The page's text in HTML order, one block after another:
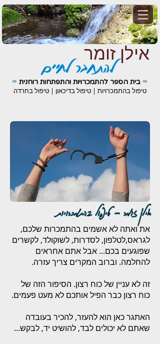
אילן זומר
להתחבר לחיים
∞ בית הספר להתמכרויות והתפתחות רוחנית ∞
טיפול בהתמכרויות | טיפול בדיכאון | טיפול בחרדה
אילן זומר - טיפול בהתמכרויות
את ואתה לא אשמים בהתמכרות שלכם,
לגראס,לטלפון, לסדרות, לשוקולד, לקשרים
שפוגעים בכם... אבל אתם אחראים
להחלמה. וברוב המקרים צריך עזרה.
זה לא עניין של כוח רצון. הסיפור הזה של
כוח רצון כבר הפיל אותכם לא מעט פעמים.
האתגר כאן הוא להעזר, להכיר בעובדה
שאתם לא יכולים לבד, להושיט יד, לבקש...